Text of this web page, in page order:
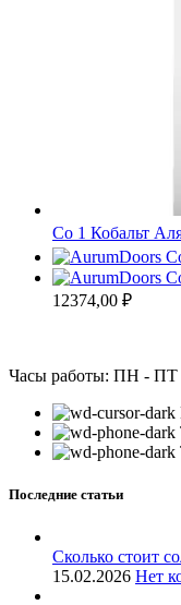
Co 1 Кобальт
12374,00 ₽
Часы работы: ПН - ПТ
Последние статьи
Сколько стоит
15.02.2026 Нет